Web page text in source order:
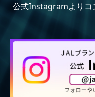
公式Instagramよりコ